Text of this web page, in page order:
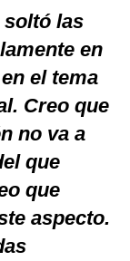
soltó las
en
el tema
Creo que
no va a
que
que
aspecto.